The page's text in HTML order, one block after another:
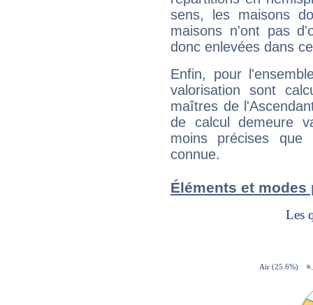
sens, les maisons
maisons n'ont pas
donc enlevées dans
Enfin, pour
valorisation sont
maîtres de
de calcul demeure
moins précises que
connue.
Éléments et modes